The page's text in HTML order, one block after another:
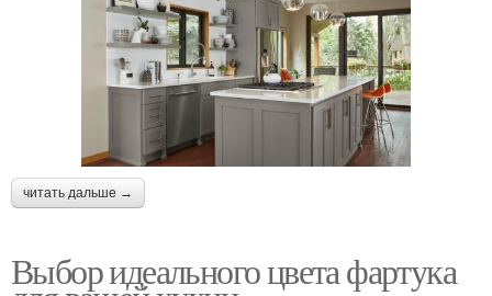
читать дальше →
Выбор идеального цвета фартука